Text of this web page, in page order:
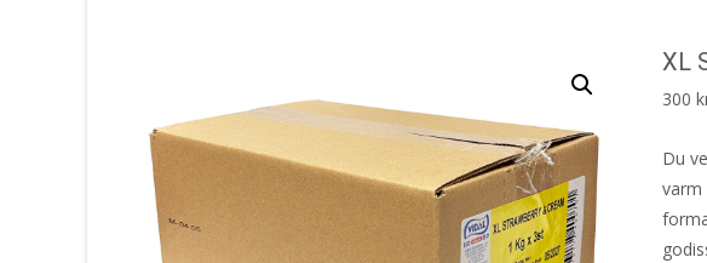
XL
300
Du
varm